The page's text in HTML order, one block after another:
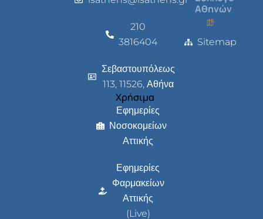
210
3816404
Σεβαστουπόλεως
113, 11526, Αθήνα
Χρήσιμα
Εφημερίες
Νοσοκομείων
Αττικής
Εφημερίες
Φαρμακείων
Αττικής
(Live)
Αθηνών
Sitemap